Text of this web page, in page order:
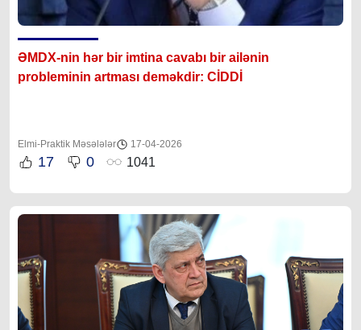
ƏMDX-nin hər bir imtina cavabı bir ailənin
probleminin artması deməkdir: CİDDİ
Elmi-Praktik Məsələlər 17-04-2026
17 0 1041